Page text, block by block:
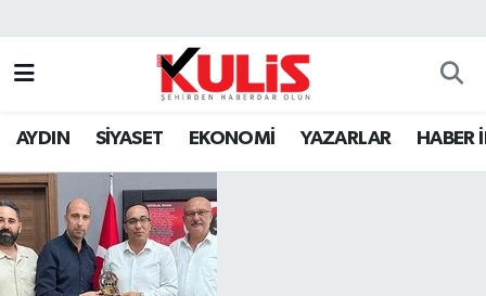
AYDIN SİYASET EKONOMİ YAZARLAR HABER